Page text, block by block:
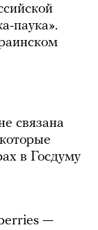
паука».
связана
в Госдуму
—